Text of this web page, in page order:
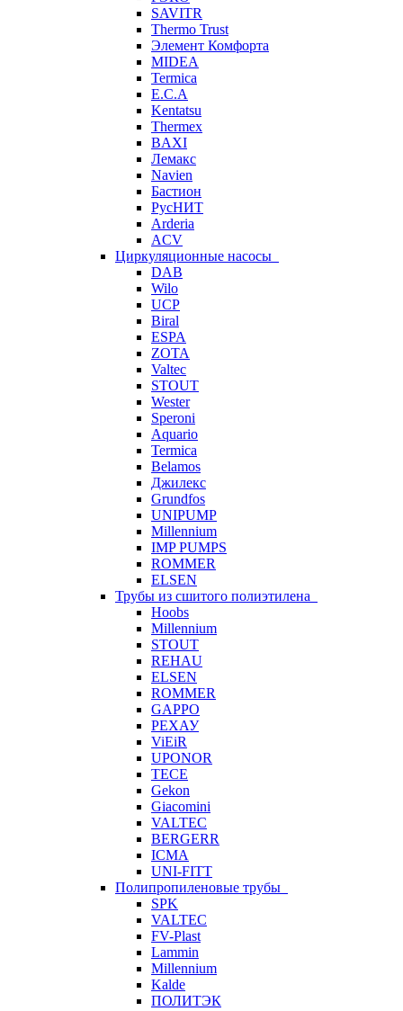
SAVITR
Thermo Trust
Элемент Комфорта
MIDEA
Termica
E.C.A
Kentatsu
Thermex
BAXI
Лемакс
Navien
Бастион
РусНИТ
Arderia
ACV
Циркуляционные насосы
DAB
Wilo
UCP
Biral
ESPA
ZOTA
Valtec
STOUT
Wester
Speroni
Aquario
Termica
Belamos
Джилекс
Grundfos
UNIPUMP
Millennium
IMP PUMPS
ROMMER
ELSEN
Трубы из сшитого полиэтилена
Hoobs
Millennium
STOUT
REHAU
ELSEN
ROMMER
GAPPO
РЕХАУ
ViEiR
UPONOR
TECE
Gekon
Giacomini
VALTEC
BERGERR
ICMA
UNI-FITT
Полипропиленовые трубы
SPK
VALTEC
FV-Plast
Lammin
Millennium
Kalde
ПОЛИТЭК